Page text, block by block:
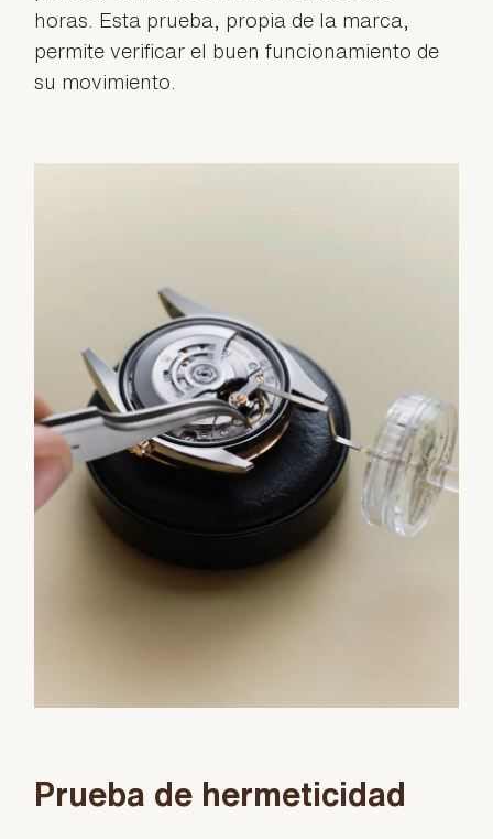
horas. Esta prueba, propia de la marca,
permite verificar el buen funcionamiento de
su movimiento.
Prueba de hermeticidad